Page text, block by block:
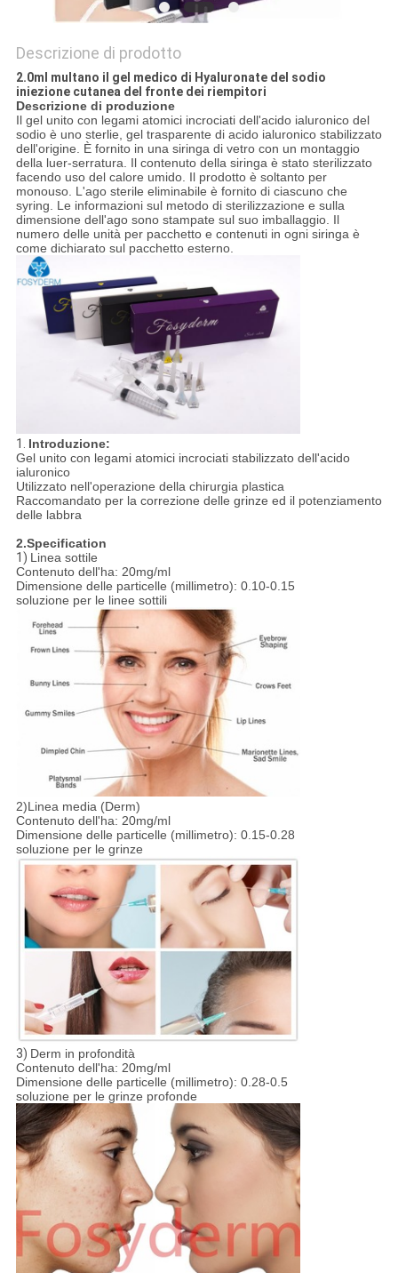
Descrizione di prodotto
2.0ml multano il gel medico di Hyaluronate del sodio
iniezione cutanea del fronte dei riempitori
Descrizione di produzione
Il gel unito con legami atomici incrociati dell'acido ialuronico del
sodio è uno sterlie, gel trasparente di acido ialuronico stabilizzato
dell'origine. È fornito in una siringa di vetro con un montaggio
della luer-serratura. Il contenuto della siringa è stato sterilizzato
facendo uso del calore umido. Il prodotto è soltanto per
monouso. L'ago sterile eliminabile è fornito di ciascuno che
syring. Le informazioni sul metodo di sterilizzazione e sulla
dimensione dell'ago sono stampate sul suo imballaggio. Il
numero delle unità per pacchetto e contenuti in ogni siringa è
come dichiarato sul pacchetto esterno.
1. Introduzione:
Gel unito con legami atomici incrociati stabilizzato dell'acido
ialuronico
Utilizzato nell'operazione della chirurgia plastica
Raccomandato per la correzione delle grinze ed il potenziamento
delle labbra
2.Specification
1) Linea sottile
Contenuto dell'ha: 20mg/ml
Dimensione delle particelle (millimetro): 0.10-0.15
soluzione per le linee sottili
2)Linea media (Derm)
Contenuto dell'ha: 20mg/ml
Dimensione delle particelle (millimetro): 0.15-0.28
soluzione per le grinze
3) Derm in profondità
Contenuto dell'ha: 20mg/ml
Dimensione delle particelle (millimetro): 0.28-0.5
soluzione per le grinze profonde